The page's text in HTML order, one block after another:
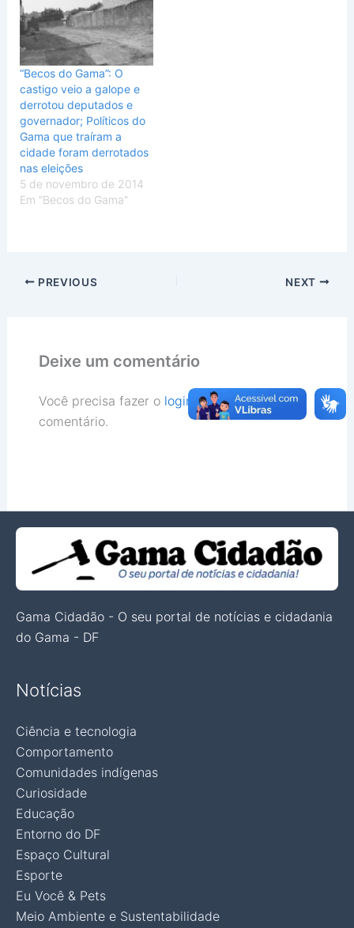
“Becos do Gama”: O
castigo veio a galope e
derrotou deputados e
governador; Políticos do
Gama que traíram a
cidade foram derrotados
nas eleições
5 de novembro de 2014
Em "Becos do Gama"
PREVIOUS NEXT
Deixe um comentário
Você precisa fazer o login para publicar um
comentário.
Gama Cidadão - O seu portal de notícias e cidadania
do Gama - DF
Notícias
Ciência e tecnologia
Comportamento
Comunidades indígenas
Curiosidade
Educação
Entorno do DF
Espaço Cultural
Esporte
Eu Você & Pets
Meio Ambiente e Sustentabilidade